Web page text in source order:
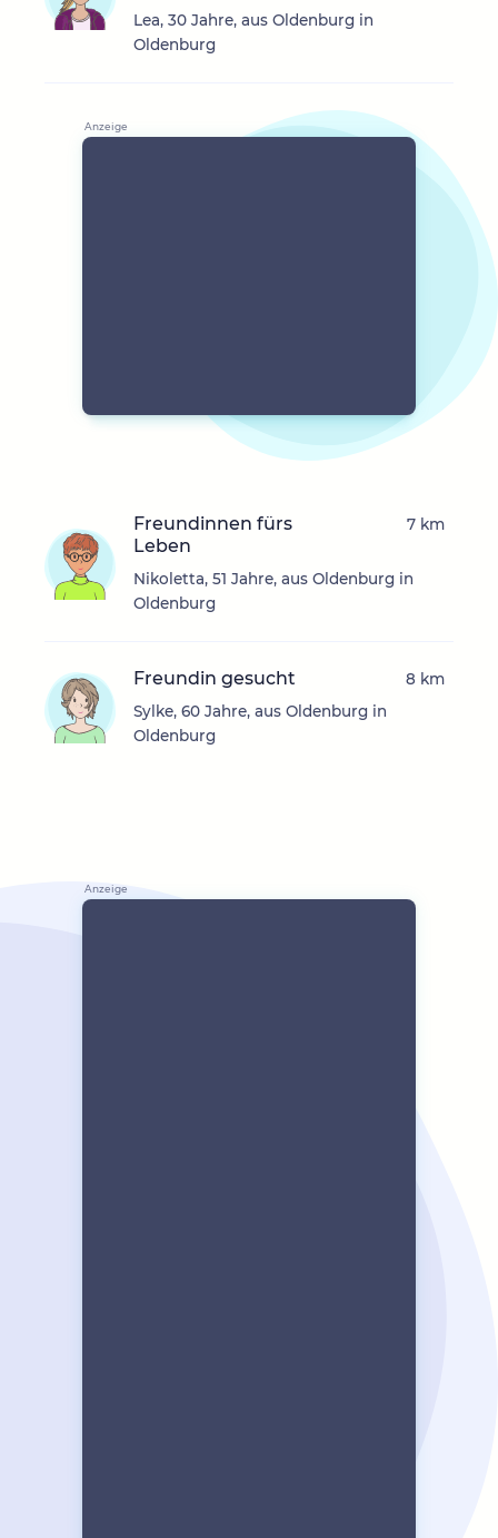
Lea, 30 Jahre, aus Oldenburg in
Oldenburg
Freundinnen fürs
Leben
Nikoletta, 51 Jahre, aus Oldenburg in
Oldenburg
7 km
Freundin gesucht
Sylke, 60 Jahre, aus Oldenburg in
Oldenburg
8 km